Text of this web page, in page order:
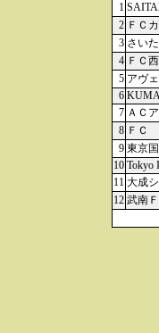
1
2 ＦＣ
3 さい
4 ＦＣ
5 アヴ
6
7 ＡＣ
8 ＦＣ
9 東京
10 Tokyo
11 大成
12 武南Ｆ